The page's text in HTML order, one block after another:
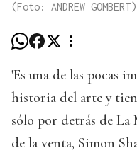
(Foto: ANDREW GOMBERT)
'Es una de las pocas
historia del arte y
sólo por detrás de
de la venta, Simon